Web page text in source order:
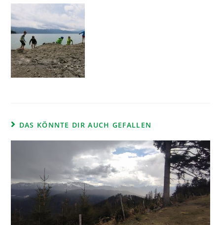
DAS KÖNNTE DIR AUCH GEFALLEN